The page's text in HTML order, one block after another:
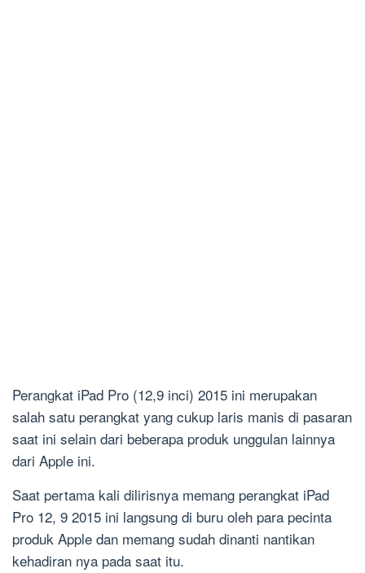
Perangkat iPad Pro (12,9 inci) 2015 ini merupakan
salah satu perangkat yang cukup laris manis di pasaran
saat ini selain dari beberapa produk unggulan lainnya
dari Apple ini.
Saat pertama kali dilirisnya memang perangkat iPad
Pro 12, 9 2015 ini langsung di buru oleh para pecinta
produk Apple dan memang sudah dinanti nantikan
kehadiran nya pada saat itu.